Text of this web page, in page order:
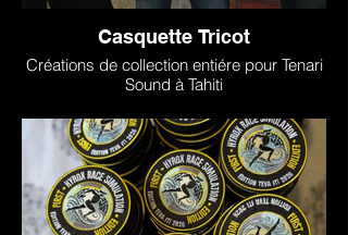
Casquette Tricot
Créations de collection entiére pour Tenari
Sound à Tahiti